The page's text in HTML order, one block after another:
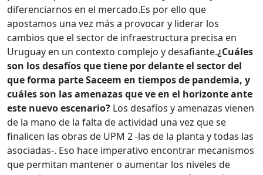
diferenciarnos en el mercado.Es por ello que
apostamos una vez más a provocar y liderar los
cambios que el sector de infraestructura precisa en
Uruguay en un contexto complejo y desafiante.¿Cuáles
son los desafíos que tiene por delante el sector del
que forma parte Saceem en tiempos de pandemia, y
cuáles son las amenazas que ve en el horizonte ante
este nuevo escenario? Los desafíos y amenazas vienen
de la mano de la falta de actividad una vez que se
finalicen las obras de UPM 2 -las de la planta y todas las
asociadas-. Eso hace imperativo encontrar mecanismos
que permitan mantener o aumentar los niveles de